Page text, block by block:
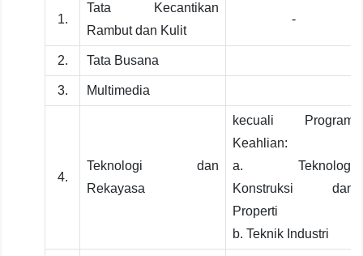
1.
Tata Kecantikan
Rambut dan Kulit
-
2. Tata Busana
3. Multimedia
4.
Teknologi dan
Rekayasa
kecuali Program
Keahlian:
a. Teknologi
Konstruksi dan
Properti
b. Teknik Industri